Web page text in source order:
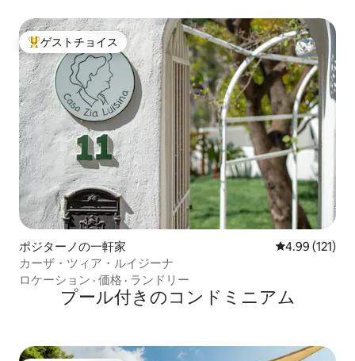
大好評のゲストチョイスです。
ゲストチョイス
ポジターノの一軒家 レビュー121
4.99 (121)
カーザ・ツィア・ルイジーナ
ロケーション · 価格 · ランドリー
プール付きのコンドミニアム